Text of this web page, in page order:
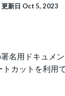
更新日 Oct 5, 2023
名用ドキュメ
カットを利用